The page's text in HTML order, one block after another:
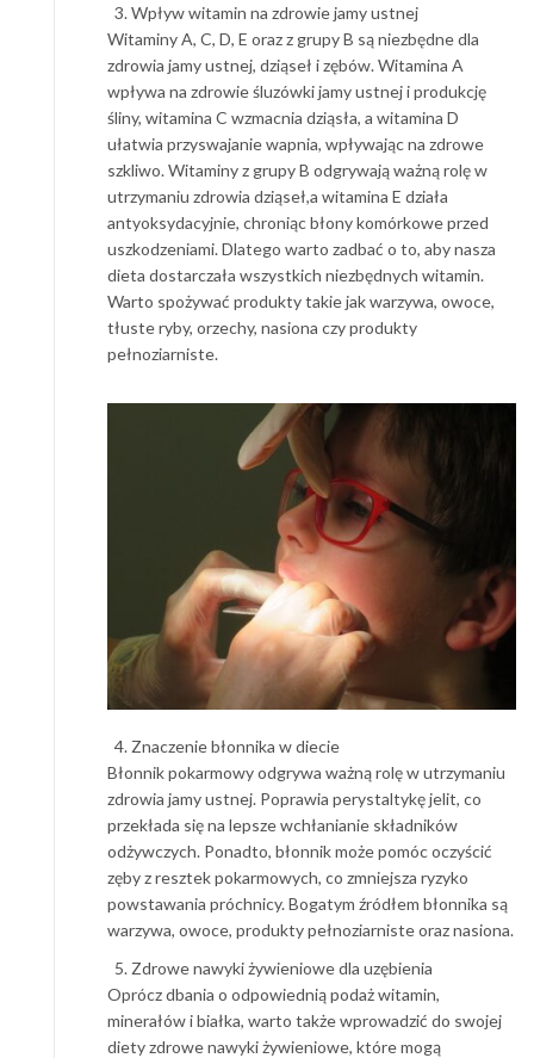
Wpływ witamin na zdrowie jamy ustnej
Witaminy A, C, D, E oraz z grupy B są niezbędne dla
zdrowia jamy ustnej, dziąseł i zębów. Witamina A
wpływa na zdrowie śluzówki jamy ustnej i produkcję
śliny, witamina C wzmacnia dziąsła, a witamina D
ułatwia przyswajanie wapnia, wpływając na zdrowe
szkliwo. Witaminy z grupy B odgrywają ważną rolę w
utrzymaniu zdrowia dziąseł,a witamina E działa
antyoksydacyjnie, chroniąc błony komórkowe przed
uszkodzeniami. Dlatego warto zadbać o to, aby nasza
dieta dostarczała wszystkich niezbędnych witamin.
Warto spożywać produkty takie jak warzywa, owoce,
tłuste ryby, orzechy, nasiona czy produkty
pełnoziarniste.
Znaczenie błonnika w diecie
Błonnik pokarmowy odgrywa ważną rolę w utrzymaniu
zdrowia jamy ustnej. Poprawia perystaltykę jelit, co
przekłada się na lepsze wchłanianie składników
odżywczych. Ponadto, błonnik może pomóc oczyścić
zęby z resztek pokarmowych, co zmniejsza ryzyko
powstawania próchnicy. Bogatym źródłem błonnika są
warzywa, owoce, produkty pełnoziarniste oraz nasiona.
Zdrowe nawyki żywieniowe dla uzębienia
Oprócz dbania o odpowiednią podaż witamin,
minerałów i białka, warto także wprowadzić do swojej
diety zdrowe nawyki żywieniowe, które mogą